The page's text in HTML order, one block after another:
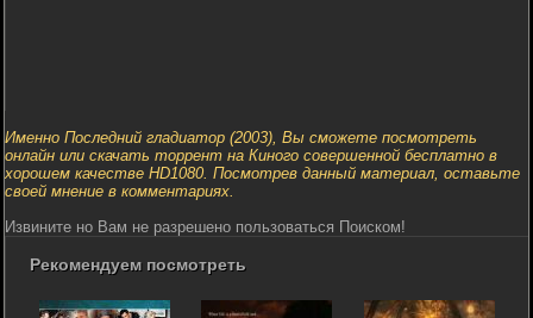
Именно Последний гладиатор (2003), Вы сможете посмотреть
онлайн или скачать торрент на Киного совершенной бесплатно в
хорошем качестве HD1080. Посмотрев данный материал, оставьте
своей мнение в комментариях.
Извините но Вам не разрешено пользоваться Поиском!
Рекомендуем посмотреть